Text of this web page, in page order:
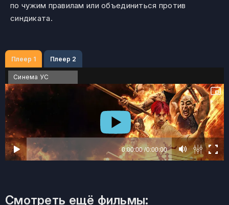
по чужим правилам или объединиться против
синдиката.
Плеер 1 Плеер 2
Синема УС
Смотреть ещё фильмы: